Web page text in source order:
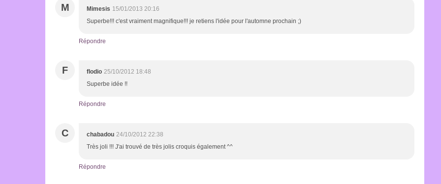
M Mimesis 15/01/2013 20:16
Superbe!!! c'est vraiment magnifique!!! je retiens l'idée pour l'automne prochain ;)
Répondre
F flodio 25/10/2012 18:48
Superbe idée !!
Répondre
C chabadou 24/10/2012 22:38
Très joli !!! J'ai trouvé de très jolis croquis également ^^
Répondre